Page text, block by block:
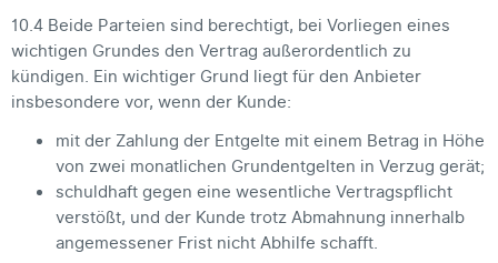
10.4 Beide Parteien sind berechtigt, bei Vorliegen eines
wichtigen Grundes den Vertrag außerordentlich zu
kündigen. Ein wichtiger Grund liegt für den Anbieter
insbesondere vor, wenn der Kunde:
mit der Zahlung der Entgelte mit einem Betrag in Höhe
von zwei monatlichen Grundentgelten in Verzug gerät;
schuldhaft gegen eine wesentliche Vertragspflicht
verstößt, und der Kunde trotz Abmahnung innerhalb
angemessener Frist nicht Abhilfe schafft.